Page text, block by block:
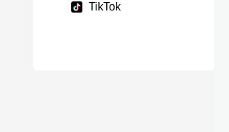
TikTok